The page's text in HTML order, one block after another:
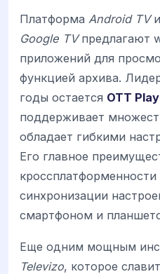
Платформа Android TVи
Google TVпредлагают
приложений для
функцией архива.
годы остается OTT
поддерживает
обладает гибкими
Его главное
синхронизации
смартфоном и
Еще одним мощным
Televizo, которое